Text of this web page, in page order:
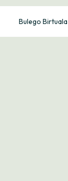
Bulego Birtuala